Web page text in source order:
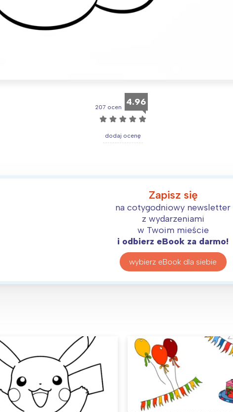
207 ocen 4.96
☆ ☆ ☆ ☆ ☆
dodaj ocenę
Zapisz się
na cotygodniowy newsletter
z wydarzeniami
w Twoim mieście
i odbierz eBook za darmo!
wybierz eBook dla siebie
Śląsk
Kraków
Północ